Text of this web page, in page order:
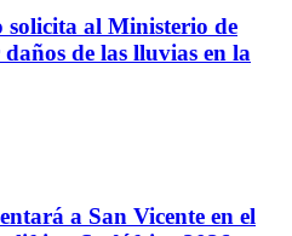
al Ministerio de
de las lluvias en la
a San Vicente en el